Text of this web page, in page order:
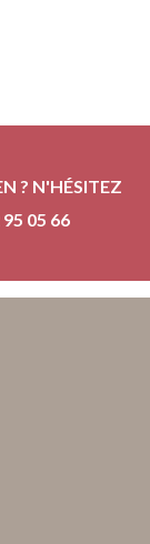
? N'HÉSITEZ
05 66